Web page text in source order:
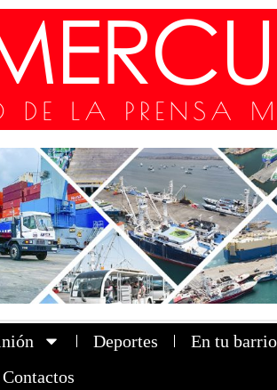
Deportes En tu barrio
Contactos